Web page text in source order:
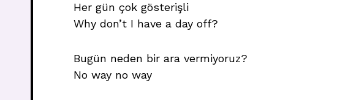
Her gün çok gösterişli
Why don’t I have a day off?
Bugün neden bir ara vermiyoruz?
No way no way